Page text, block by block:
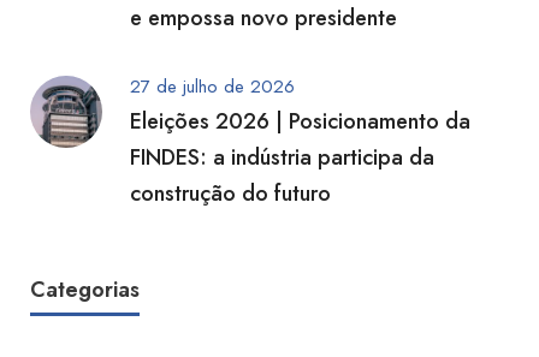
e empossa novo presidente
27 de julho de 2026
Eleições 2026 | Posicionamento da
FINDES: a indústria participa da
construção do futuro
Categorias